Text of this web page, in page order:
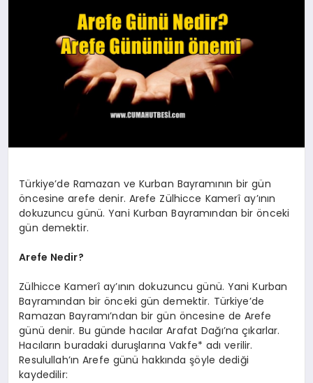
Türkiye’de Ramazan ve Kurban Bayramının bir gün
öncesine arefe denir. Arefe Zülhicce Kamerî ay’ının
dokuzuncu günü. Yani Kurban Bayramından bir önceki
gün demektir.
Arefe Nedir?
Zülhicce Kamerî ay’ının dokuzuncu günü. Yani Kurban
Bayramından bir önceki gün demektir. Türkiye’de
Ramazan Bayramı’ndan bir gün öncesine de Arefe
günü denir. Bu günde hacılar Arafat Dağı’na çıkarlar.
Hacıların buradaki duruşlarına Vakfe* adı verilir.
Resulullah’ın Arefe günü hakkında şöyle dediği
kaydedilir: